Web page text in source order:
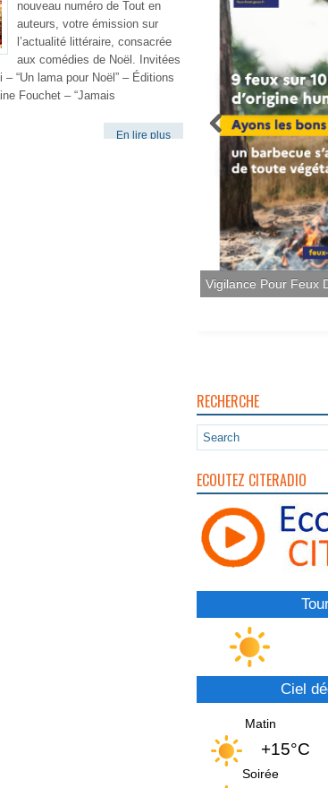
nouveau numéro de Tout en
auteurs, votre émission sur
l’actualité littéraire, consacrée
aux comédies de Noël. Invitées
“Un lama pour Noël” – Éditions
Fouchet – “Jamais
En lire plus
Vigilance Pour Feux
RECHERCHE
ECOUTEZ CITERADIO
Ciel
Matin
+15°C
Soirée